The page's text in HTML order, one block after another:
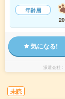
年齢層
気になる!
派遣会社
未読